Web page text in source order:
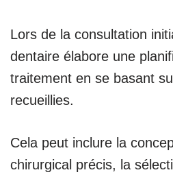
Lors de la consultation
dentaire élabore une
traitement en se basant
recueillies.
Cela peut inclure la
chirurgical précis, la